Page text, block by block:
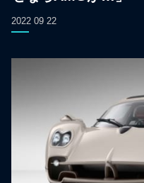
2022 09 22